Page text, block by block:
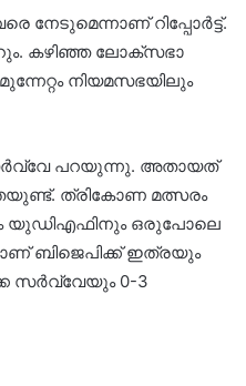
നേടുമെന്നാണ് റിപ്പോര്‍ട്ട്.
കഴിഞ്ഞ ലോക്‌സഭാ
നിയമസഭയിലും
പറയുന്നു. അതായത്
ത്രികോണ മത്സരം
യുഡിഎഫിനും ഒരുപോലെ
ബിജെപിക്ക് ഇത്രയും
സര്‍വ്വേയും 0-3